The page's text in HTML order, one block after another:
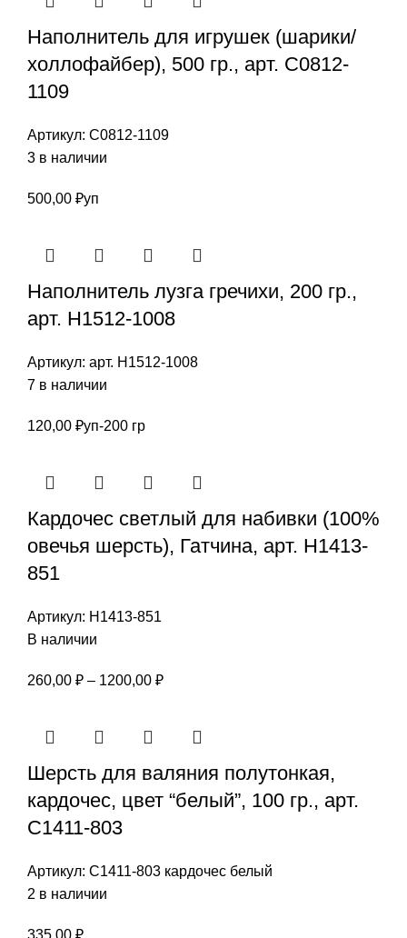
190,00 ₽
Наполнитель для игрушек (шарики/
холлофайбер), 500 гр., арт. С0812-
1109
Артикул: С0812-1109
3 в наличии
500,00 ₽уп
Наполнитель лузга гречихи, 200 гр.,
арт. Н1512-1008
Артикул: арт. Н1512-1008
7 в наличии
120,00 ₽уп-200 гр
Кардочес светлый для набивки (100%
овечья шерсть), Гатчина, арт. Н1413-
851
Артикул: Н1413-851
В наличии
260,00 ₽ – 1200,00 ₽Диапазон
1200,00 ₽
Шерсть для валяния полутонкая,
кардочес, цвет “белый”, 100 гр., арт.
С1411-803
Артикул: С1411-803 кардочес белый
2 в наличии